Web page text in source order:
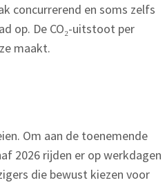
concurrerend en soms zelfs
op. De CO₂-uitstoot per
maakt.
Om aan de toenemende
2026 rijden er op werkdagen
die bewust kiezen voor